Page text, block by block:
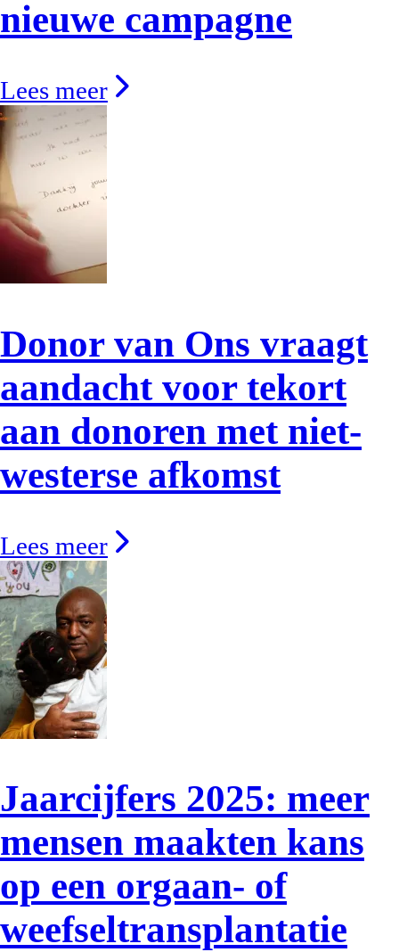
nieuwe campagne
Lees meer
Donor van Ons vraagt
aandacht voor tekort
aan donoren met niet-
westerse afkomst
Lees meer
Jaarcijfers 2025: meer
mensen maakten kans
op een orgaan- of
weefseltransplantatie